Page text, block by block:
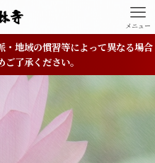
メニュー
・地域の慣習等によって異なる場合
了承ください。